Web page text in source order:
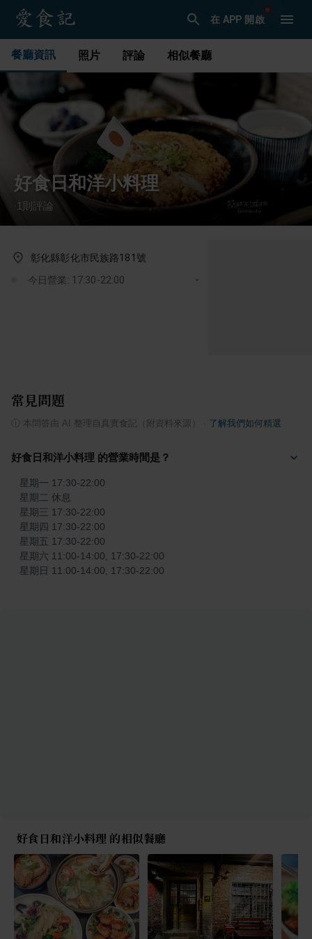
在 APP 開啟
餐廳資訊 照片 評論 相似餐廳
好食日和洋小料理
1 則評論
彰化縣彰化市民族路181號
今日營業: 17:30-22:00
常見問題
本問答由 AI 整理自真實食記（附資料來源） 了解我們如何精選
好食日和洋小料理 的營業時間是？
星期一 17:30-22:00
星期二 休息
星期三 17:30-22:00
星期四 17:30-22:00
星期五 17:30-22:00
星期六 11:00-14:00, 17:30-22:00
星期日 11:00-14:00, 17:30-22:00
好食日和洋小料理 的相似餐廳